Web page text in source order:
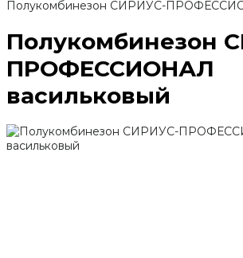
Полукомбинезон СИРИУС-
Полукомбинезон
ПРОФЕССИОНАЛ
васильковый